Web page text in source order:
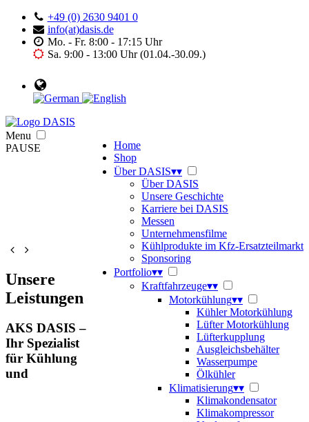
+49 (0) 2630 9401 0
info(at)dasis.de
Mo. - Fr. 8:00 - 17:15 Uhr
Sa. 9:00 - 13:00 Uhr (01.04.-30.09.)
Menu
Home
Shop
Über DASIS▾▾
Über DASIS
Unsere Geschichte
Karriere bei DASIS
Messen
Unternehmensfilme
Kühlprodukte im Kfz-Ersatzteilmarkt
Sponsoring
Portfolio▾▾
Kraftfahrzeuge▾▾
Motorkühlung▾▾
Kühler Motorkühlung
Lüfter Motorkühlung
Lüfterkupplung
Ausgleichsbehälter
Wasserpumpe
Ölkühler
Klimatisierung▾▾
Klimakondensator
Klimakompressor
PAUSE
Unsere
Leistungen
AKS DASIS –
Ihr Spezialist
für Kühlung
und